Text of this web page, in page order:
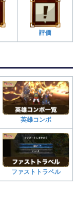
評価
英雄コンボ
ファストトラベル